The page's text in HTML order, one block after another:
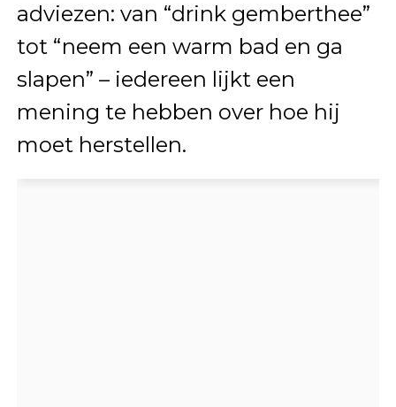
adviezen: van “drink gemberthee”
tot “neem een warm bad en ga
slapen” – iedereen lijkt een
mening te hebben over hoe hij
moet herstellen.